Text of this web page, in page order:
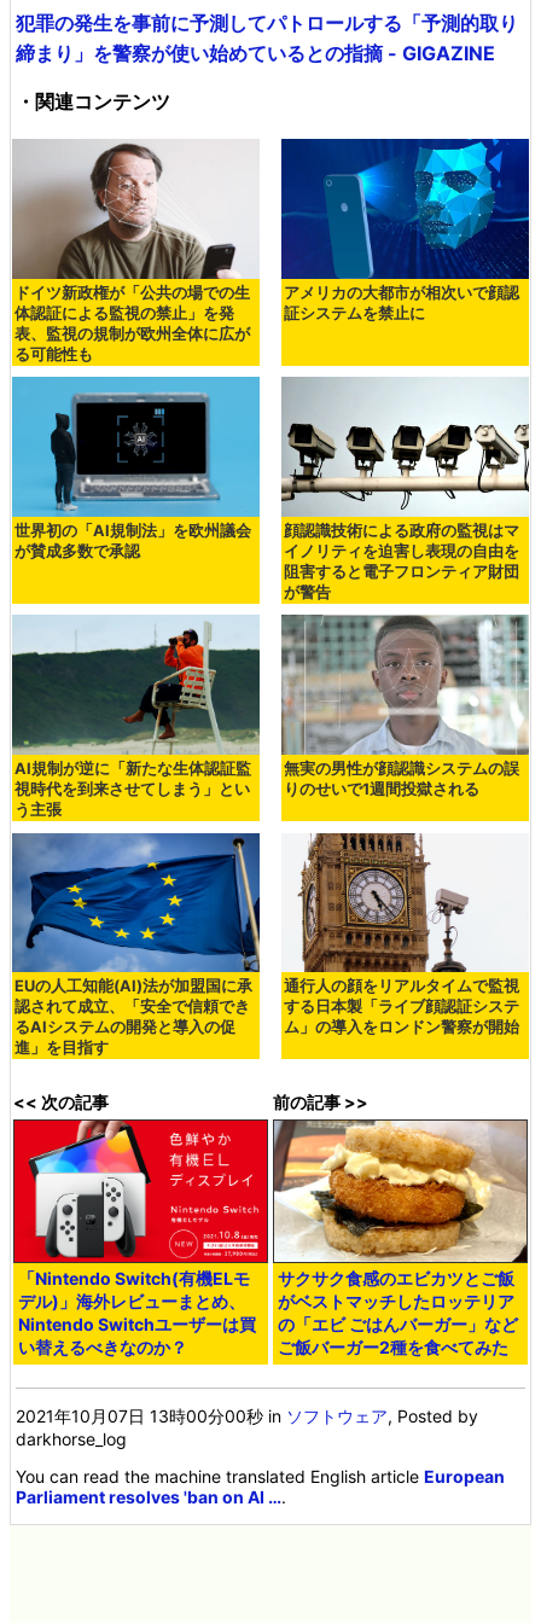
犯罪の発生を事前に予測してパトロールする「予測的取り
締まり」を警察が使い始めているとの指摘 - GIGAZINE
・関連コンテンツ
ドイツ新政権が「公共の場での生
体認証による監視の禁止」を発
表、監視の規制が欧州全体に広が
る可能性も
アメリカの大都市が相次いで顔認
証システムを禁止に
世界初の「AI規制法」を欧州議会
が賛成多数で承認
顔認識技術による政府の監視はマ
イノリティを迫害し表現の自由を
阻害すると電子フロンティア財団
が警告
AI規制が逆に「新たな生体認証監
視時代を到来させてしまう」とい
う主張
無実の男性が顔認識システムの誤
りのせいで1週間投獄される
EUの人工知能(AI)法が加盟国に承
認されて成立、「安全で信頼でき
るAIシステムの開発と導入の促
進」を目指す
通行人の顔をリアルタイムで監視
する日本製「ライブ顔認証システ
ム」の導入をロンドン警察が開始
<< 次の記事
「Nintendo Switch(有機ELモ
デル)」海外レビューまとめ、
Nintendo Switchユーザーは買
い替えるべきなのか？
前の記事 >>
サクサク食感のエビカツとご飯
がベストマッチしたロッテリア
の「エビ ごはんバーガー」など
ご飯バーガー2種を食べてみた
2021年10月07日 13時00分00秒 in ソフトウェア, Posted by
darkhorse_log
You can read the machine translated English articleEuropean
Parliament resolves 'ban on AI ….